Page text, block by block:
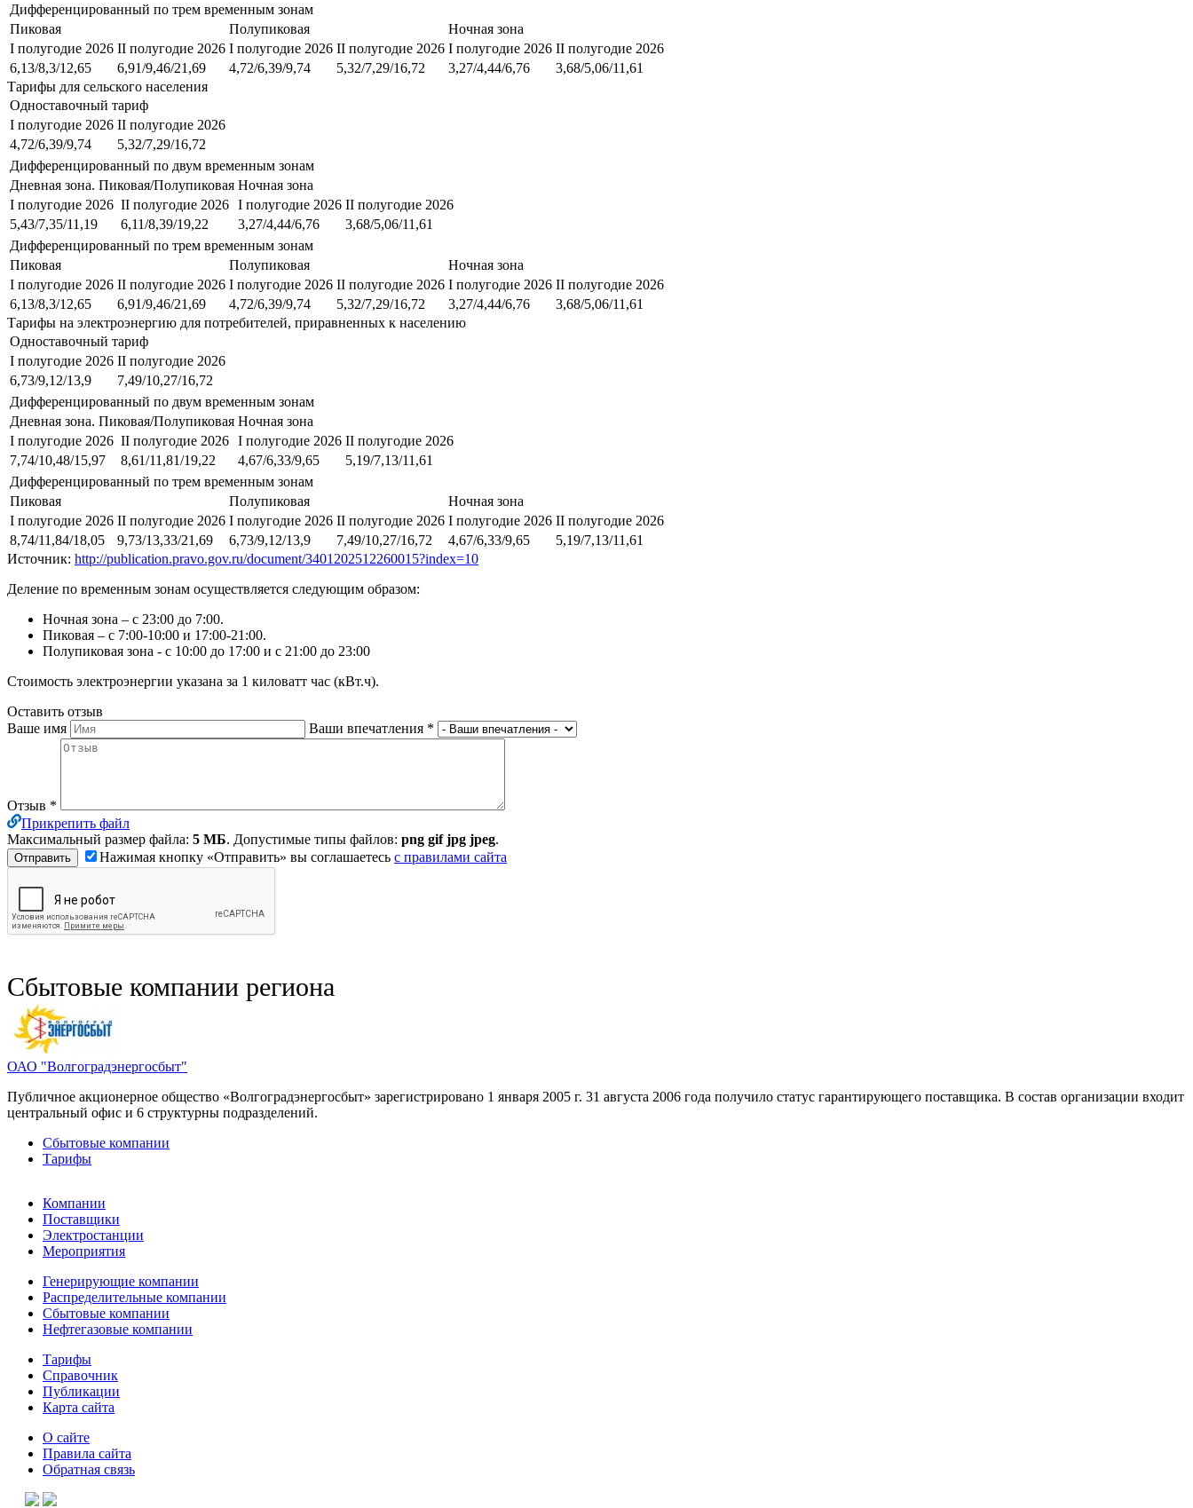
Дифференцированный по трем временным зонам
Пиковая
Полупиковая
Ночная зона
I полугодие 2026 II полугодие 2026 I полугодие 2026 II полугодие 2026 I полугодие 2026 II полугодие 2026
6,13/8,3/12,65
6,91/9,46/21,69 4,72/6,39/9,74 5,32/7,29/16,72 3,27/4,44/6,76
3,68/5,06/11,61
Тарифы для сельского населения
Одноставочный тариф
I полугодие 2026 II полугодие 2026
4,72/6,39/9,74
5,32/7,29/16,72
Дифференцированный по двум временным зонам
Дневная зона. Пиковая/Полупиковая Ночная зона
I полугодие 2026 II полугодие 2026 I полугодие 2026 II полугодие 2026
5,43/7,35/11,19
6,11/8,39/19,22 3,27/4,44/6,76
3,68/5,06/11,61
Дифференцированный по трем временным зонам
Пиковая
Полупиковая
Ночная зона
I полугодие 2026 II полугодие 2026 I полугодие 2026 II полугодие 2026 I полугодие 2026 II полугодие 2026
6,13/8,3/12,65
6,91/9,46/21,69 4,72/6,39/9,74 5,32/7,29/16,72 3,27/4,44/6,76
3,68/5,06/11,61
Тарифы на электроэнергию для потребителей, приравненных к населению
Одноставочный тариф
I полугодие 2026 II полугодие 2026
6,73/9,12/13,9
7,49/10,27/16,72
Дифференцированный по двум временным зонам
Дневная зона. Пиковая/Полупиковая Ночная зона
I полугодие 2026 II полугодие 2026 I полугодие 2026 II полугодие 2026
7,74/10,48/15,97
8,61/11,81/19,22 4,67/6,33/9,65
5,19/7,13/11,61
Дифференцированный по трем временным зонам
Пиковая
Полупиковая
Ночная зона
I полугодие 2026 II полугодие 2026 I полугодие 2026 II полугодие 2026 I полугодие 2026 II полугодие 2026
8,74/11,84/18,05
9,73/13,33/21,69 6,73/9,12/13,9 7,49/10,27/16,72 4,67/6,33/9,65
5,19/7,13/11,61
Источник: http://publication.pravo.gov.ru/document/3401202512260015?index=10
Деление по временным зонам осуществляется следующим образом:
Ночная зона – с 23:00 до 7:00.
Пиковая – с 7:00-10:00 и 17:00-21:00.
Полупиковая зона - с 10:00 до 17:00 и с 21:00 до 23:00
Стоимость электроэнергии указана за 1 киловатт час (кВт.ч).
Оставить отзыв
Ваше имя
Ваши впечатления *
Отзыв *
Прикрепить файл
Максимальный размер файла: 5 МБ. Допустимые типы файлов: png gif jpg jpeg.
Нажимая кнопку «Отправить» вы соглашаетесь с правилами сайта
Сбытовые компании региона
ОАО "Волгоградэнергосбыт"
Публичное акционерное общество «Волгоградэнергосбыт» зарегистрировано 1 января 2005 г. 31 августа 2006 года получило статус гарантирующего поставщика. В состав организации входит
центральный офис и 6 структурны подразделений.
Сбытовые компании
Тарифы
Компании
Поставщики
Электростанции
Мероприятия
Генерирующие компании
Распределительные компании
Сбытовые компании
Нефтегазовые компании
Тарифы
Справочник
Публикации
Карта сайта
О сайте
Правила сайта
Обратная связь